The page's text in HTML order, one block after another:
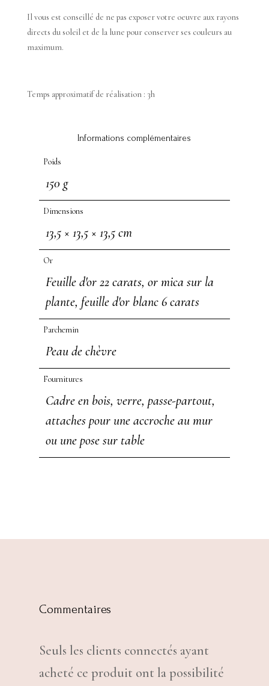
Il vous est conseillé de ne pas exposer votre oeuvre aux rayons
directs du soleil et de la lune pour conserver ses couleurs au
maximum.
Temps approximatif de réalisation : 3h
Informations complémentaires
Poids
150 g
Dimensions
13,5 × 13,5 × 13,5 cm
Or
Feuille d'or 22 carats, or mica sur la
plante, feuille d'or blanc 6 carats
Parchemin
Peau de chèvre
Fournitures
Cadre en bois, verre, passe-partout,
attaches pour une accroche au mur
ou une pose sur table
Commentaires
Seuls les clients connectés ayant
acheté ce produit ont la possibilité